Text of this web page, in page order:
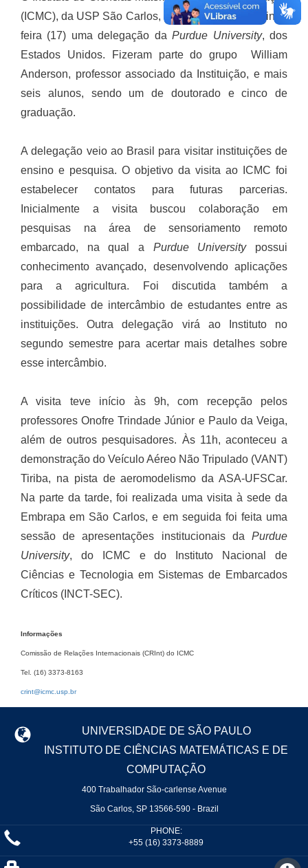
(ICMC), da USP São Carlos, recebeu na última quinta-
feira (17) uma delegação daPurdue University, dos
Estados Unidos. Fizeram parte do grupo William
Anderson, professor associado da Instituição, e mais
seis alunos, sendo um de doutorado e cinco de
graduação.
A delegação veio ao Brasil para visitar instituições de
ensino e pesquisa. O objetivo da visita ao ICMC foi
estabelecer contatos para futuras parcerias.
Inicialmente a visita buscou colaboração em
pesquisas na área de sensoriamento remoto
embarcado, na qual a Purdue Universitypossui
conhecimento avançado, desenvolvendo aplicações
para a agricultura. Foi discutida também a
possibilidade de intercâmbio de estudantes entre as
instituições. Outra delegação virá ao Instituto no
segundo semestre para acertar mais detalhes sobre
esse intercâmbio.
A visita teve início às 9h, com recepção pelos
professores Onofre Trindade Júnior e Paulo da Veiga,
além de outros pesquisadores. Às 11h, aconteceu a
demonstração do Veículo Aéreo Não Tripulado (VANT)
Tiriba, na pista de aeromodelismo da ASA-UFSCar.
Na parte da tarde, foi realizada uma visita à sede da
Embrapa em São Carlos, e em seguida foi feita uma
sessão de apresentações institucionais da Purdue
University, do ICMC e do Instituto Nacional de
Ciências e Tecnologia em Sistemas de Embarcados
Críticos (INCT-SEC).
Informações
Comissão de Relações Internacionais (CRInt) do ICMC
Tel. (16) 3373-8163
crint@icmc.usp.br
UNIVERSIDADE DE SÃO PAULO
INSTITUTO DE CIÊNCIAS MATEMÁTICAS E DE
COMPUTAÇÃO
400 Trabalhador São-carlense Avenue
São Carlos, SP 13566-590 - Brazil
PHONE:
+55 (16) 3373-8889